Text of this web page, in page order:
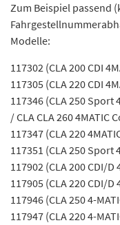
Zum Beispiel passend
Modelle:
117302 (CLA 200 CDI
117305 (CLA 220 CDI
117346 (CLA 250 Sport
/ CLA CLA 260 4MATIC
117347 (CLA 220
117351 (CLA 250 Sport
117902 (CLA 200 CDI/D
117905 (CLA 220 CDI/D
117946 (CLA 250 4-
117947 (CLA 220 4-